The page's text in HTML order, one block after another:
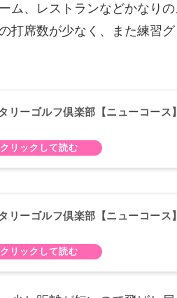
ム、レストランなどかなりの
打席数が少なく、また練習
リーゴルフ倶楽部【ニューコース
リーゴルフ倶楽部【ニューコース